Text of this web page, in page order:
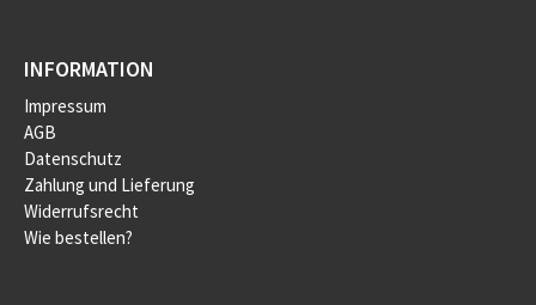
INFORMATION
Impressum
AGB
Datenschutz
Zahlung und Lieferung
Widerrufsrecht
Wie bestellen?